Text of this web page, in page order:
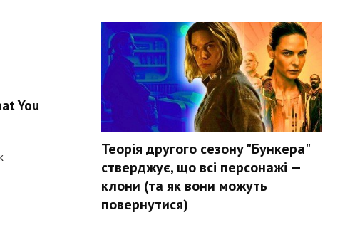
You
Теорія другого сезону "Бункера"
стверджує, що всі персонажі —
клони (та як вони можуть
повернутися)